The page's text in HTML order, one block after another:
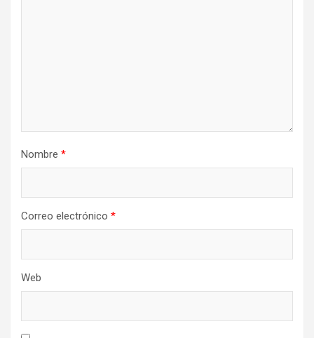
Nombre *
Correo electrónico *
Web